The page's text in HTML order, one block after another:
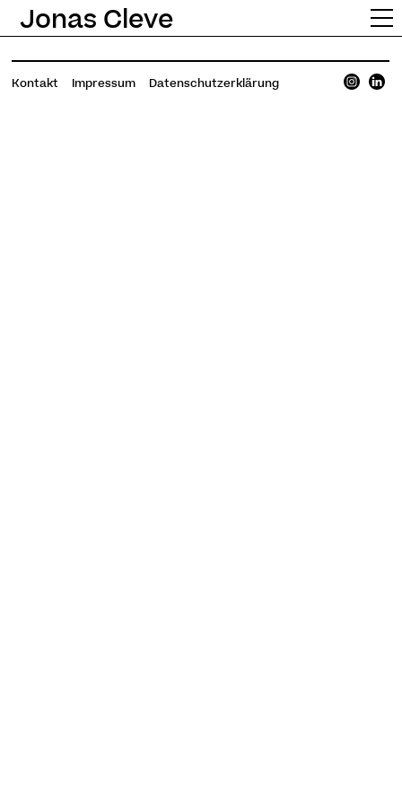
Jonas Cleve
Kontakt Impressum Datenschutzerklärung